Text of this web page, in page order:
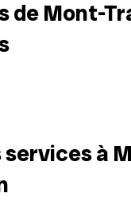
de Mont-
services à